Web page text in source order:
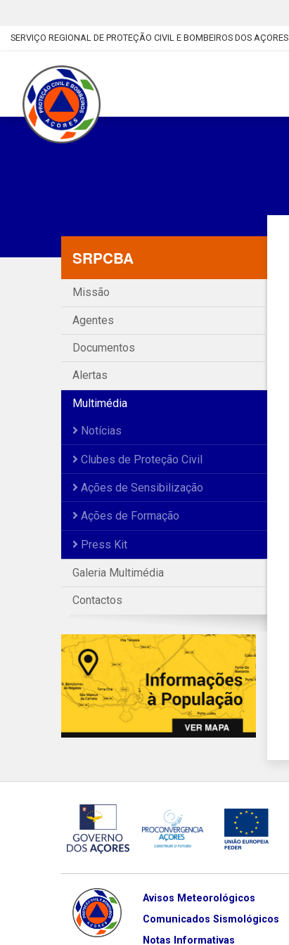
SERVIÇO REGIONAL DE PROTEÇÃO CIVIL E BOMBEIROS DOS AÇORES
SRPCBA
Missão
Agentes
Documentos
Alertas
Multimédia
Notícias
Clubes de Proteção Civil
Ações de Sensibilização
Ações de Formação
Press Kit
Galeria Multimédia
Contactos
Avisos Meteorológicos
Comunicados Sismológicos
Notas Informativas